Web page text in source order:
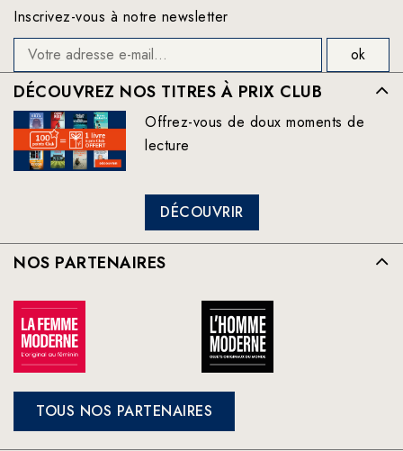
Inscrivez-vous à notre newsletter
DÉCOUVREZ NOS TITRES À PRIX CLUB
Offrez-vous de doux moments de
lecture
DÉCOUVRIR
NOS PARTENAIRES
TOUS NOS PARTENAIRES